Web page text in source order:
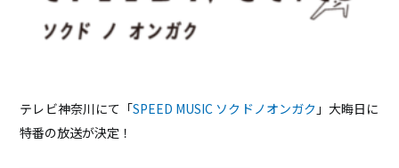
FANCLUB
H ZETTRIO
H ZETT M
テレビ神奈川にて「SPEED MUSIC ソクドノオンガク 」大晦日に
特番の放送が決定！